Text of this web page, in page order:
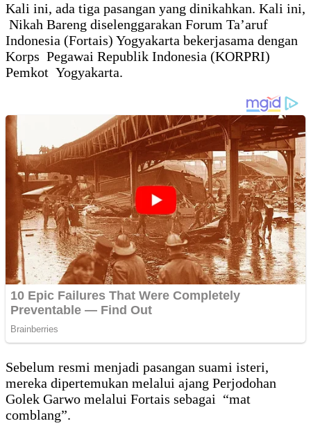
Kali ini, ada tiga pasangan yang dinikahkan. Kali ini,
Nikah Bareng diselenggarakan Forum Ta’aruf
Indonesia (Fortais) Yogyakarta bekerjasama dengan
Korps Pegawai Republik Indonesia (KORPRI)
Pemkot Yogyakarta.
Sebelum resmi menjadi pasangan suami isteri,
mereka dipertemukan melalui ajang Perjodohan
Golek Garwo melalui Fortais sebagai “mat
comblang”.